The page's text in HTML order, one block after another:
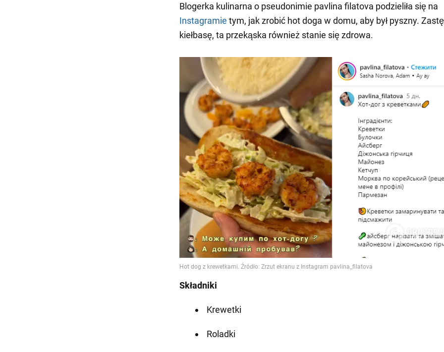
Blogerka kulinarna o pseudonimie pavlina filatova podzieliła się na
Instagramie tym, jak zrobić hot doga w domu, aby był pyszny.
kiełbasę, ta przekąska również stanie się zdrowa.
Składniki
Krewetki
Roladki